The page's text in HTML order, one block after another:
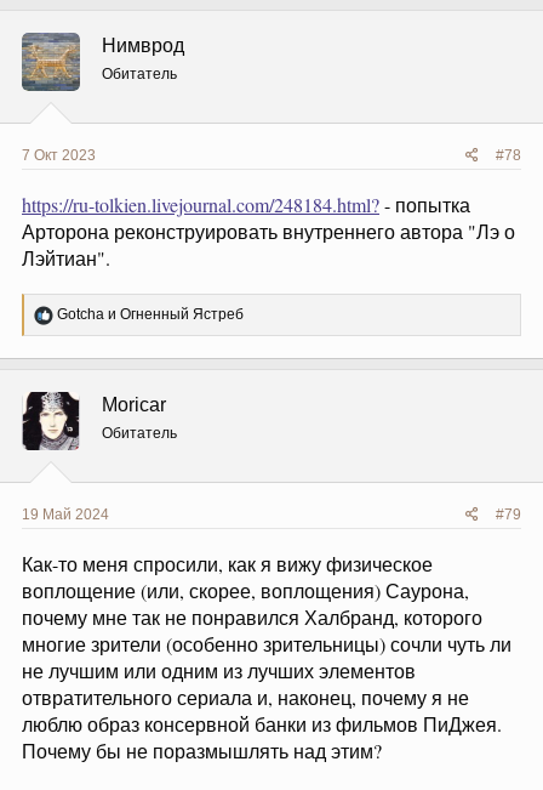
ц
и
и
:
Нимврод
Обитатель
7 Окт 2023 #78
https://ru-tolkien.livejournal.com/248184.html?- попытка
Арторона реконструировать внутреннего автора "Лэ о
Лэйтиан".
Р
е
ц
и
и
:
Gotcha и Огненный Ястреб
Moricar
Обитатель
19 Май 2024 #79
Как-то меня спросили, как я вижу физическое
воплощение (или, скорее, воплощения) Саурона,
почему мне так не понравился Халбранд, которого
многие зрители (особенно зрительницы) сочли чуть ли
не лучшим или одним из лучших элементов
отвратительного сериала и, наконец, почему я не
люблю образ консервной банки из фильмов ПиДжея.
Почему бы не поразмышлять над этим?